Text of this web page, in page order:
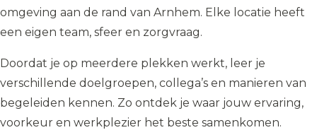
omgeving aan de rand van Arnhem. Elke locatie heeft
een eigen team, sfeer en zorgvraag.
Doordat je op meerdere plekken werkt, leer je
verschillende doelgroepen, collega’s en manieren van
begeleiden kennen. Zo ontdek je waar jouw ervaring,
voorkeur en werkplezier het beste samenkomen.